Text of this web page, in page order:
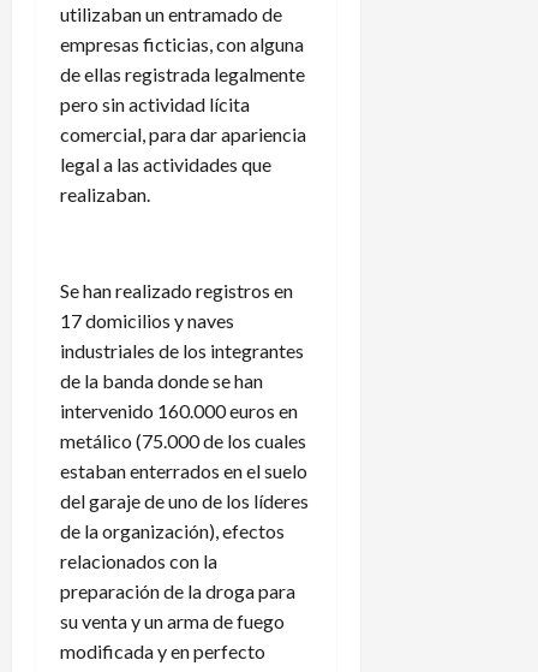
utilizaban un entramado de
empresas ficticias, con alguna
de ellas registrada legalmente
pero sin actividad lícita
comercial, para dar apariencia
legal a las actividades que
realizaban.
Se han realizado registros en
17 domicilios y naves
industriales de los integrantes
de la banda donde se han
intervenido 160.000 euros en
metálico (75.000 de los cuales
estaban enterrados en el suelo
del garaje de uno de los líderes
de la organización), efectos
relacionados con la
preparación de la droga para
su venta y un arma de fuego
modificada y en perfecto